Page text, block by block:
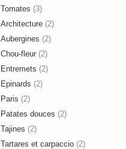
Tomates (3)
Architecture (2)
Aubergines (2)
Chou-fleur (2)
Entremets (2)
Epinards (2)
Paris (2)
Patates douces (2)
Tajines (2)
Tartares et carpaccio (2)